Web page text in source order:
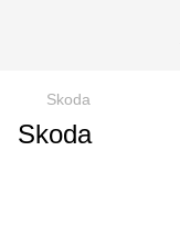
Skoda
Skoda